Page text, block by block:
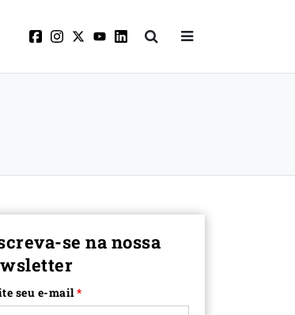
se na nossa
seu e-mail*